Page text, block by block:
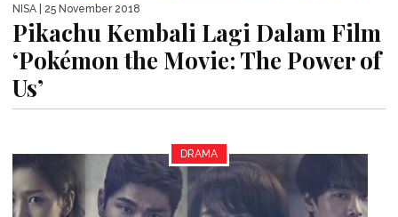
NISA | 25 November 2018
Pikachu Kembali Lagi Dalam Film
‘Pokémon the Movie: The Power of
Us’
DRAMA